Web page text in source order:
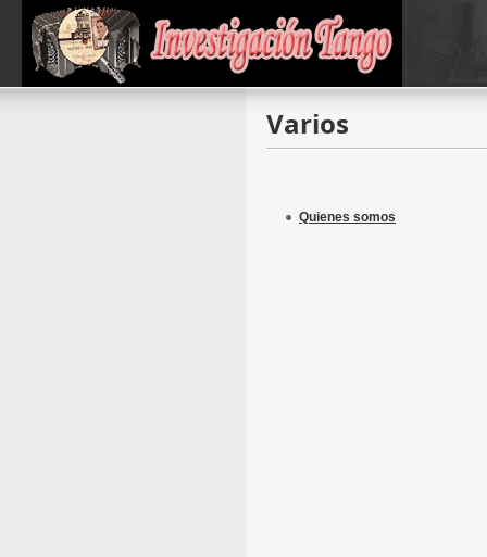
Varios
Quienes somos